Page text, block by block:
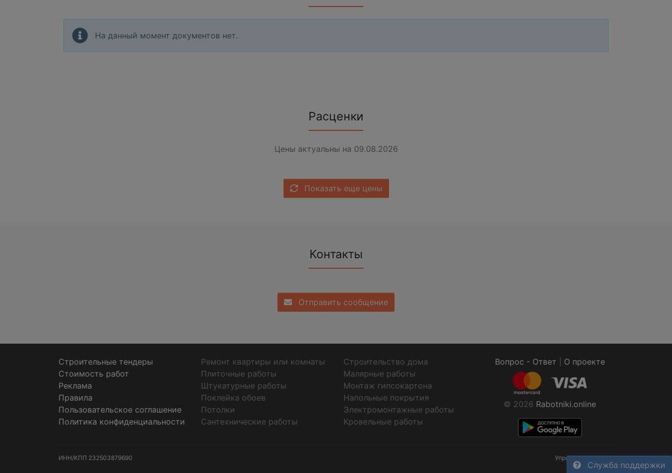
На данный момент документов нет.
Расценки
Цены актуальны на 09.08.2026
Показать еще цены
Контакты
Отправить сообщение
Служба поддержки
Строительные тендеры
Стоимость работ
Реклама
Правила
Пользовательское соглашение
Политика конфиденциальности
Ремонт квартиры или комнаты
Строительство дома
Плиточные работы
Малярные работы
Штукатурные работы
Монтаж гипсокартона
Поклейка обоев
Напольные покрытия
Потолки
Электромонтажные работы
Сантехнические работы
Кровельные работы
Вопрос - Ответ О проекте
© 2026 Rabotniki.online
ИНН/КПП 232503879690 Управление cookies